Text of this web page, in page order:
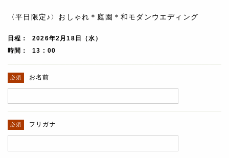
〈平日限定♪〉おしゃれ＊庭園＊和モダンウエディング
日程
2026年2月18日（水）
時間
13 : 00
お名前
フリガナ